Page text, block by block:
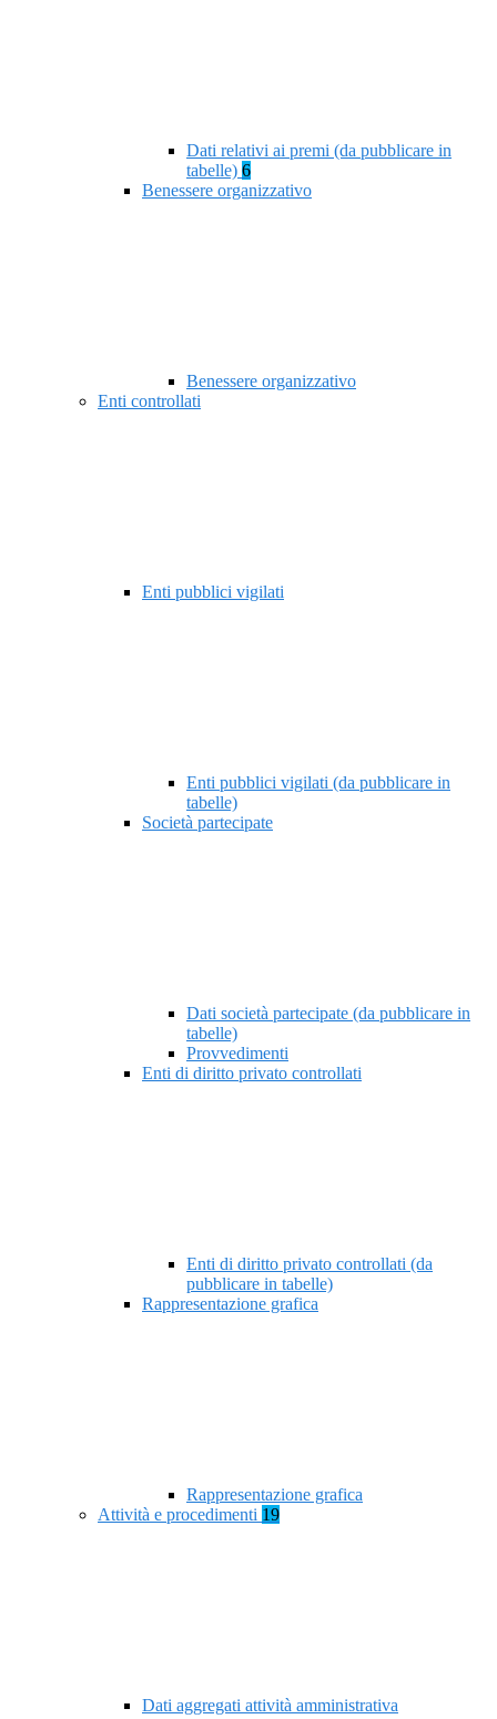
Dati relativi ai premi (da pubblicare in
tabelle) 6
Benessere organizzativo
Benessere organizzativo
Enti controllati
Enti pubblici vigilati
Enti pubblici vigilati (da pubblicare in
tabelle)
Società partecipate
Dati società partecipate (da pubblicare in
tabelle)
Provvedimenti
Enti di diritto privato controllati
Enti di diritto privato controllati (da
pubblicare in tabelle)
Rappresentazione grafica
Rappresentazione grafica
Attività e procedimenti 19
Dati aggregati attività amministrativa